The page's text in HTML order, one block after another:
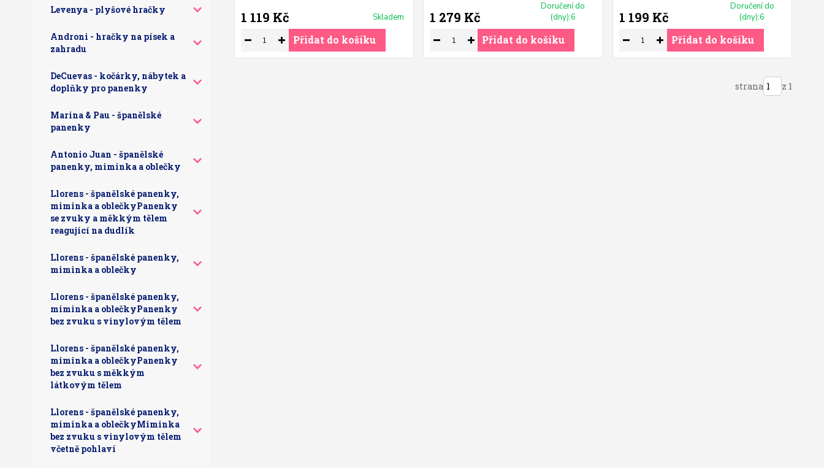
Levenya - plyšové hračky
Androni - hračky na písek a
zahradu
DeCuevas - kočárky, nábytek a
doplňky pro panenky
Marina & Pau - španělské
panenky
Antonio Juan - španělské
panenky, miminka a oblečky
Llorens - španělské panenky,
miminka a oblečkyPanenky
se zvuky a měkkým tělem
reagující na dudlík
Llorens - španělské panenky,
miminka a oblečky
Llorens - španělské panenky,
miminka a oblečkyPanenky
bez zvuku s vinylovým tělem
Llorens - španělské panenky,
miminka a oblečkyPanenky
bez zvuku s měkkým
látkovým tělem
Llorens - španělské panenky,
miminka a oblečkyMiminka
bez zvuku s vinylovým tělem
včetně pohlaví
1 119 Kč
Skladem
Přidat do košíku
1 279 Kč
Doručení do
(dny):6
Přidat do košíku
1 199 Kč
Doručení do
(dny):6
Přidat do košíku
strana z 1